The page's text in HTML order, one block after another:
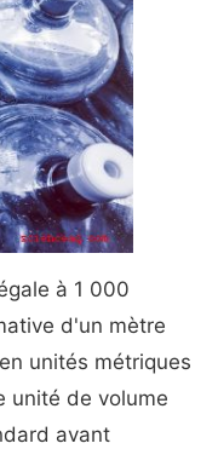
à 1 000
d'un mètre
unités métriques
unité de volume
avant